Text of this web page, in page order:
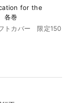
for the
各巻
トカバー 限定150